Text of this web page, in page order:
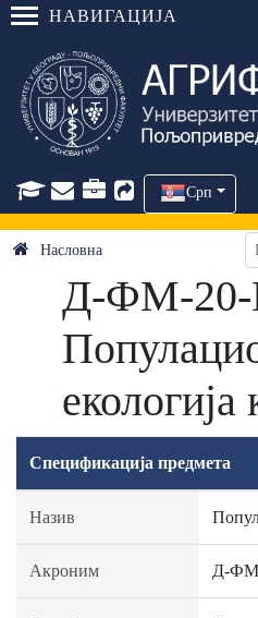
НАВИГАЦИЈА
Срп
Насловна
Д-ФМ-
екологија
Спецификација предмета
Назив
Акроним Д-